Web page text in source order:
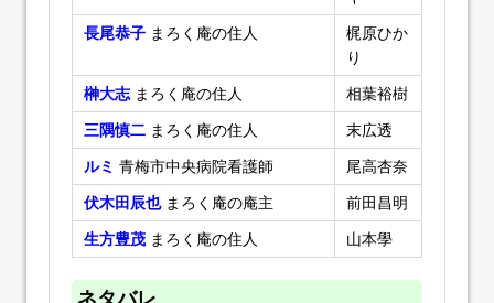
長尾恭子 まろく庵の住人
梶原ひか
り
榊大志 まろく庵の住人
相葉裕樹
三隅慎二 まろく庵の住人
末広透
ルミ 青梅市中央病院看護師
尾高杏奈
伏木田辰也まろく庵の庵主
前田昌明
生方豊茂 まろく庵の住人 山本學
ネタバレ